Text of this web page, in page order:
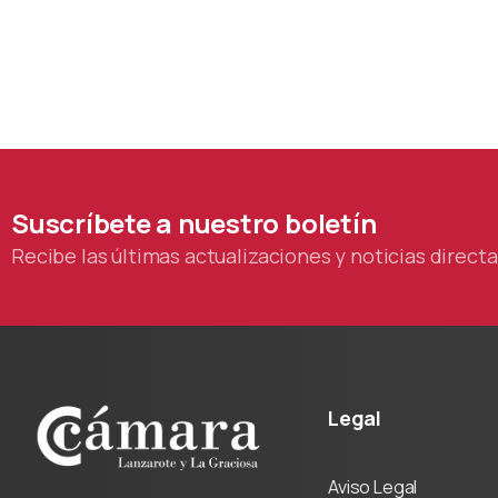
Suscríbetea nuestro boletín
Recibe las últimas actualizaciones y noticias
Legal
Aviso Legal